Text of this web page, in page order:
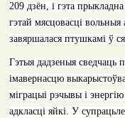
209 дзён, і гэта
гэтай мясцовасці
завяршалася птушкамі ў
Гэтыя дадзеныя сведчаць
імавернасцю
міграцыі рэчывы і
адкласці яйкі. У